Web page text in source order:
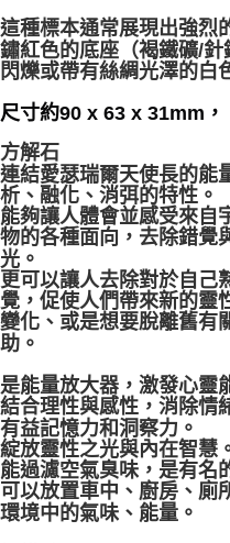
免運費
這種標本通常展現出強烈
鏽紅色的底座（褐鐵礦/針
閃爍或帶有絲綢光澤的白
尺寸約90 x 63 x 31mm，
方解石
連結愛瑟瑞爾天使長的能
析、融化、消弭的特性。
能夠讓人體會並感受來自
物的各種面向，去除錯覺
光。
更可以讓人去除對於自己
覺，促使人們帶來新的靈
變化、或是想要脫離舊有
助。
是能量放大器，激發心靈
結合理性與感性，消除情
有益記憶力和洞察力。
綻放靈性之光與內在智慧
能過濾空氣臭味，是有名
可以放置車中、廚房、廁
環境中的氣味、能量。